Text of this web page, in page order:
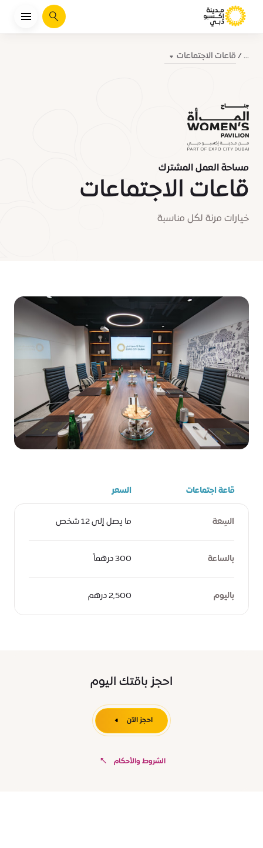
يبحث
... قاعات الاجتماعات
مساحة العمل المشترك
قاعات الاجتماعات
خيارات مرنة لكل مناسبة
قاعة اجتماعات السعر
السِعة ما يصل إلى 12 شخص
بالساعة 300 درهماً
باليوم 2,500 درهم
احجز باقتك اليوم
الشروط والأحكام
احجز الآن